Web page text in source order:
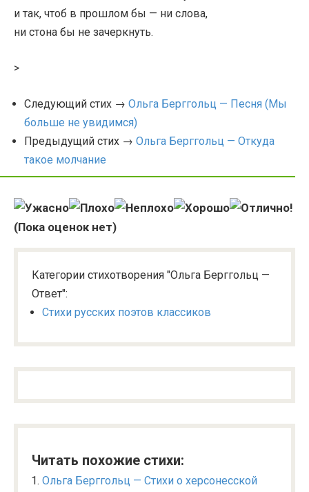
и так, чтоб в прошлом бы — ни слова,
ни стона бы не зачеркнуть.
>
Следующий стих → Ольга Берггольц — Песня (Мы
больше не увидимся)
Предыдущий стих → Ольга Берггольц — Откуда
такое молчание
(Пока оценок нет)
Категории стихотворения "Ольга Берггольц —
Ответ":
Стихи русских поэтов классиков
Читать похожие стихи:
Ольга Берггольц — Стихи о херсонесской